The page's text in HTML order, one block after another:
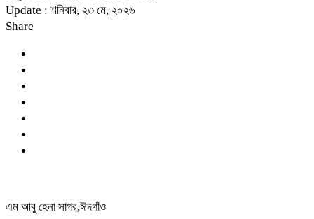
Update : শনিবার, ২৩ মে, ২০২৬
Share
এম আবু হেনা সাগর,ঈদগাঁও